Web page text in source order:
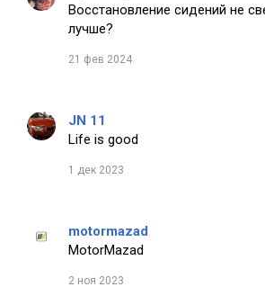
Восстановление сидений не
лучше?
21 фев 2024
JN 11
Life is good
1 дек 2023
motormazad
MotorMazad
2 ноя 2023